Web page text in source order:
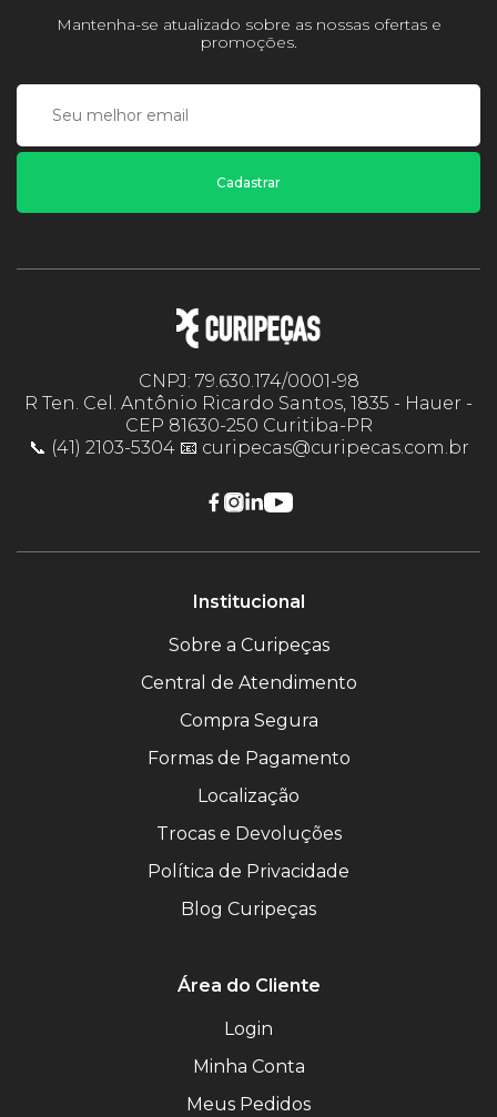
Mantenha-se atualizado sobre as nossas ofertas e
promoções.
Cadastrar
CNPJ: 79.630.174/0001-98
R Ten. Cel. Antônio Ricardo Santos, 1835 - Hauer -
CEP 81630-250 Curitiba-PR
📞 (41) 2103-5304 📧 curipecas@curipecas.com.br
Institucional
Sobre a Curipeças
Central de Atendimento
Compra Segura
Formas de Pagamento
Localização
Trocas e Devoluções
Política de Privacidade
Blog Curipeças
Área do Cliente
Login
Minha Conta
Meus Pedidos